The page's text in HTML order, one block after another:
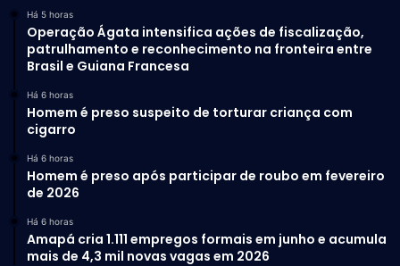
Há 5 horas
Operação Ágata intensifica ações de fiscalização,
patrulhamento e reconhecimento na fronteira entre
Brasil e Guiana Francesa
Há 6 horas
Homem é preso suspeito de torturar criança com
cigarro
Há 6 horas
Homem é preso após participar de roubo em fevereiro
de 2026
Há 6 horas
Amapá cria 1.111 empregos formais em junho e acumula
mais de 4,3 mil novas vagas em 2026